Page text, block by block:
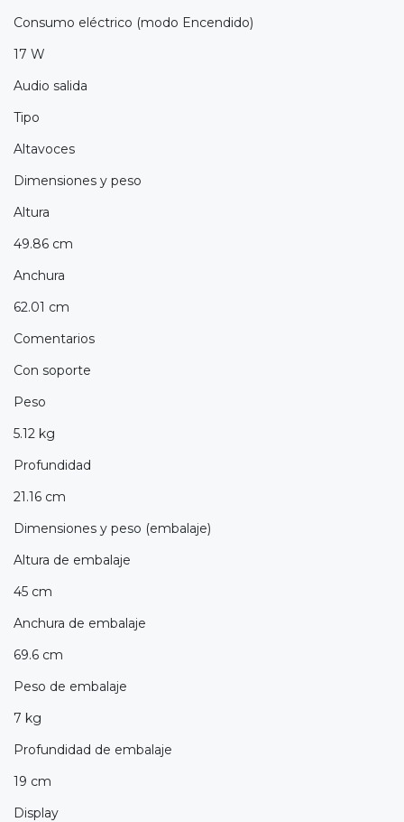
Consumo eléctrico (modo Encendido)
17 W
Audio salida
Tipo
Altavoces
Dimensiones y peso
Altura
49.86 cm
Anchura
62.01 cm
Comentarios
Con soporte
Peso
5.12 kg
Profundidad
21.16 cm
Dimensiones y peso (embalaje)
Altura de embalaje
45 cm
Anchura de embalaje
69.6 cm
Peso de embalaje
7 kg
Profundidad de embalaje
19 cm
Display